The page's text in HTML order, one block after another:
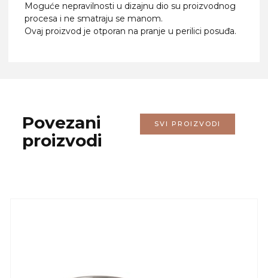
Moguće nepravilnosti u dizajnu dio su proizvodnog
procesa i ne smatraju se manom.
Ovaj proizvod je otporan na pranje u perilici posuđa.
Povezani
proizvodi
SVI PROIZVODI